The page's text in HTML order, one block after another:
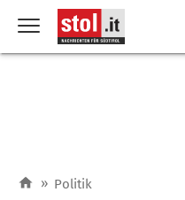
» Politik